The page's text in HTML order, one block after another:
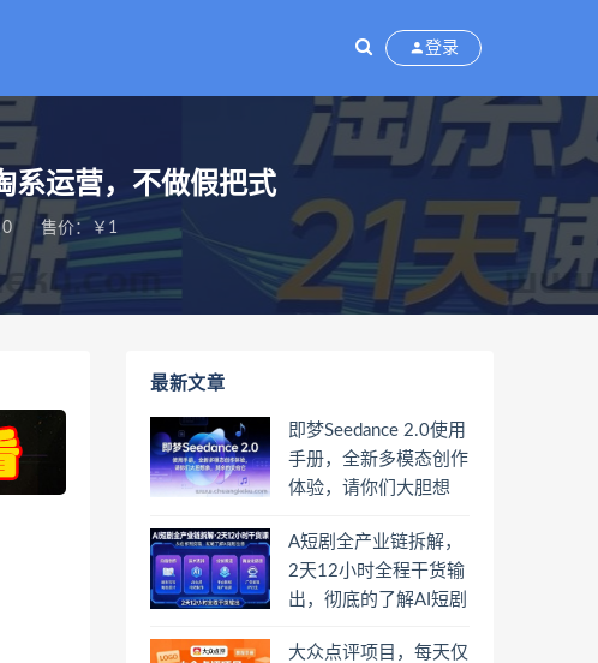
登录
系运营，不做假把式
0 售价：￥1
最新文章
即梦Seedance 2.0使用
手册，全新多模态创作
体验，请你们大胆想
A短剧全产业链拆解，
2天12小时全程干货输
出，彻底的了解AI短剧
大众点评项目，每天仅